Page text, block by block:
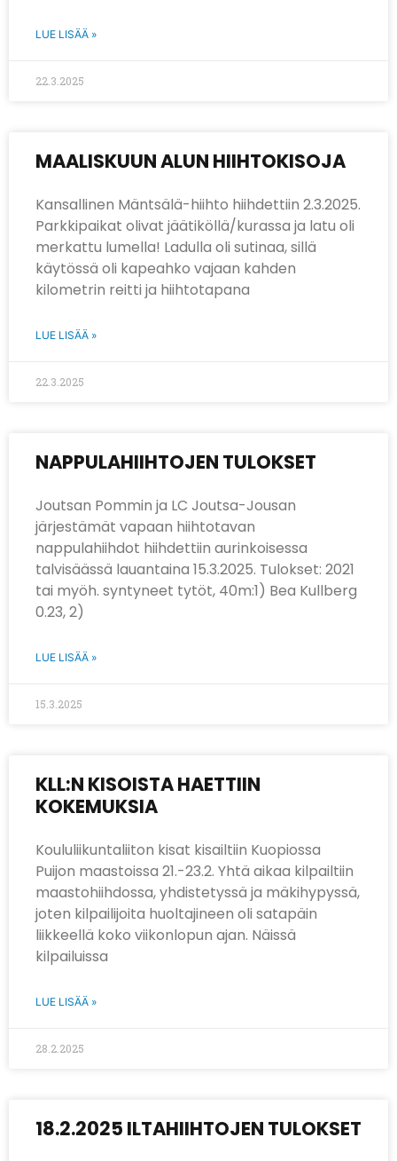
LUE LISÄÄ »
22.3.2025
MAALISKUUN ALUN HIIHTOKISOJA
Kansallinen Mäntsälä-hiihto hiihdettiin 2.3.2025.
Parkkipaikat olivat jäätiköllä/kurassa ja latu oli
merkattu lumella! Ladulla oli sutinaa, sillä
käytössä oli kapeahko vajaan kahden
kilometrin reitti ja hiihtotapana
LUE LISÄÄ »
22.3.2025
NAPPULAHIIHTOJEN TULOKSET
Joutsan Pommin ja LC Joutsa-Jousan
järjestämät vapaan hiihtotavan
nappulahiihdot hiihdettiin aurinkoisessa
talvisäässä lauantaina 15.3.2025. Tulokset: 2021
tai myöh. syntyneet tytöt, 40m:1) Bea Kullberg
0.23, 2)
LUE LISÄÄ »
15.3.2025
KLL:N KISOISTA HAETTIIN
KOKEMUKSIA
Koululiikuntaliiton kisat kisailtiin Kuopiossa
Puijon maastoissa 21.-23.2. Yhtä aikaa kilpailtiin
maastohiihdossa, yhdistetyssä ja mäkihypyssä,
joten kilpailijoita huoltajineen oli satapäin
liikkeellä koko viikonlopun ajan. Näissä
kilpailuissa
LUE LISÄÄ »
28.2.2025
18.2.2025 ILTAHIIHTOJEN TULOKSET